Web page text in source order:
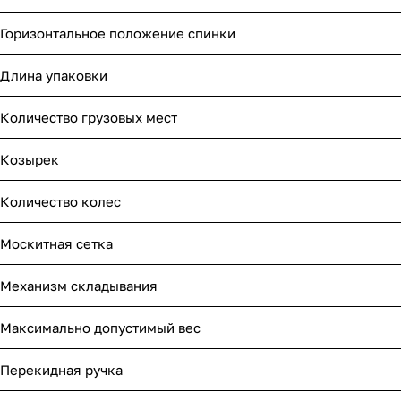
Горизонтальное положение спинки
Длина упаковки
Количество грузовых мест
Козырек
Количество колес
Москитная сетка
Механизм складывания
Максимально допустимый вес
Перекидная ручка